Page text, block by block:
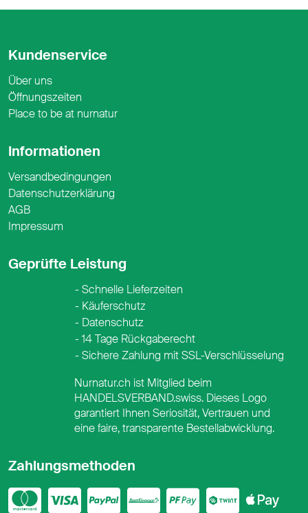
Kundenservice
Über uns
Öffnungszeiten
Place to be at nurnatur
Informationen
Versandbedingungen
Datenschutzerklärung
AGB
Impressum
Geprüfte Leistung
Schnelle Lieferzeiten
Käuferschutz
Datenschutz
14 Tage Rückgaberecht
Sichere Zahlung mit SSL-Verschlüsselung
Zahlungsmethoden
Mastercard
VisaPayPal
PostFinance
Twint
Nurnatur.ch ist Mitglied beim
HANDELSVERBAND.swiss. Dieses Logo
garantiert Ihnen Seriosität, Vertrauen und
eine faire, transparente Bestellabwicklung.